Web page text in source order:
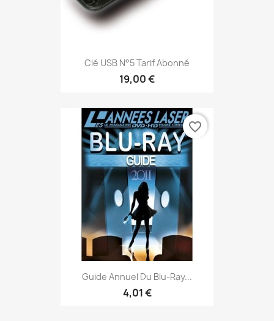
Clé USB N°5 Tarif Abonné
19,00 €
Guide Annuel Du Blu-Ray...
4,01 €
favorite_border